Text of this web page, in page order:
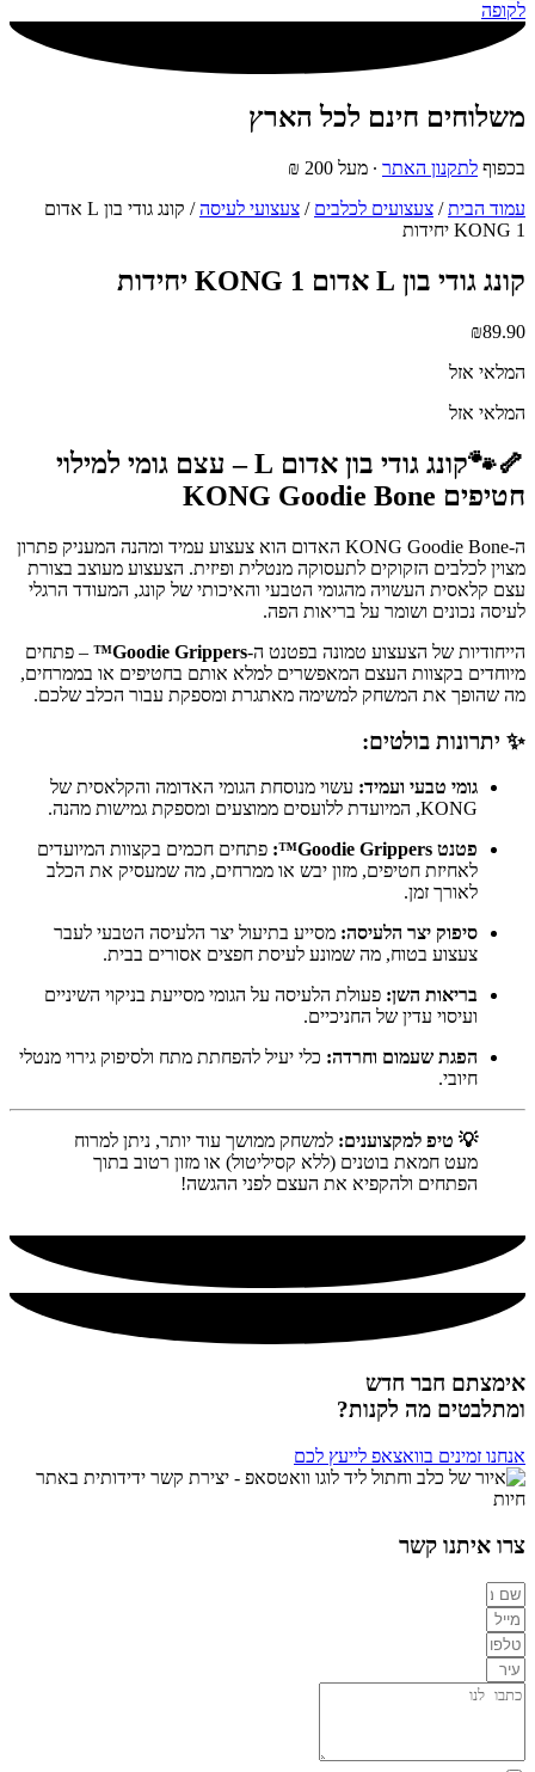
לקופה
משלוחים חינם לכל הארץ
בכפוף לתקנון האתר ∙ מעל 200 ₪
עמוד הבית/ צעצועים לכלבים / צעצועי לעיסה
/ קונג גודי בון L אדום
KONG 1 יחידות
קונג גודי בון L אדום KONG 1 יחידות
₪89.90
המלאי אזל
המלאי אזל
🦴🐾קונג גודי בון אדום L – עצם גומי למילוי
חטיפים KONG Goodie Bone
ה-KONG Goodie Bone האדום הוא צעצוע עמיד ומהנה המעניק פתרון
מצוין לכלבים הזקוקים לתעסוקה מנטלית ופיזית. הצעצוע מעוצב בצורת
עצם קלאסית העשויה מהגומי הטבעי והאיכותי של קונג, המעודד הרגלי
לעיסה נכונים ושומר על בריאות הפה.
הייחודיות של הצעצוע טמונה בפטנט ה-Goodie Grippers™
– פתחים
מיוחדים בקצוות העצם המאפשרים למלא אותם בחטיפים או בממרחים,
מה שהופך את המשחק למשימה מאתגרת ומספקת עבור הכלב שלכם.
✨ יתרונות בולטים:
גומי טבעי ועמיד: עשוי מנוסחת הגומי האדומה והקלאסית של
KONG, המיועדת ללועסים ממוצעים ומספקת גמישות מהנה.
פטנט Goodie Grippers™:
פתחים חכמים בקצוות המיועדים
לאחיזת חטיפים, מזון יבש או ממרחים, מה שמעסיק את הכלב
לאורך זמן.
סיפוק יצר הלעיסה: מסייע בתיעול יצר הלעיסה הטבעי לעבר
צעצוע בטוח, מה שמונע לעיסת חפצים אסורים בבית.
בריאות השן: פעולת הלעיסה על הגומי מסייעת בניקוי השיניים
ועיסוי עדין של החניכיים.
הפגת שעמום וחרדה: כלי יעיל להפחתת מתח ולסיפוק גירוי מנטלי
חיובי.
💡 טיפ למקצוענים: למשחק ממושך עוד יותר, ניתן למרוח
מעט חמאת בוטנים (ללא קסיליטול) או מזון רטוב בתוך
הפתחים ולהקפיא את העצם לפני ההגשה!
אימצתם חבר חדש
ומתלבטים מה לקנות?
אנחנו זמינים בוואצאפ לייעץ לכם
צרו איתנו קשר